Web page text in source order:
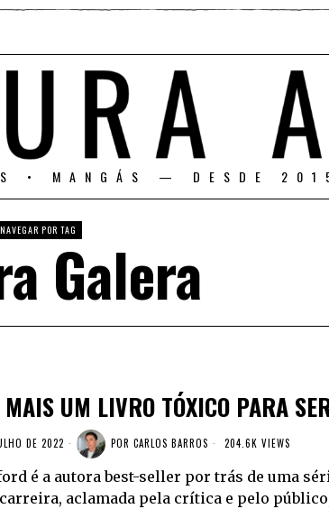
• MANGÁS — DESDE
NAVEGAR POR TAG
Galera
UM LIVRO TÓXICO PARA
DE 2022 POR CARLOS BARROS 204.6K VIEWS
é a autora best-seller por trás de uma
carreira, aclamada pela crítica e pelo